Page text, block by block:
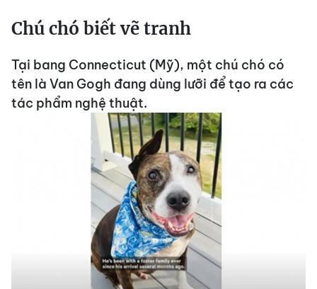
Chú chó biết vẽ tranh
Tại bang Connecticut (Mỹ), một chú chó có
tên là Van Gogh đang dùng lưỡi để tạo ra các
tác phẩm nghệ thuật.